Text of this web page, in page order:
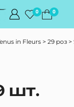
0 0
in Fleurs 29 роз
шт.